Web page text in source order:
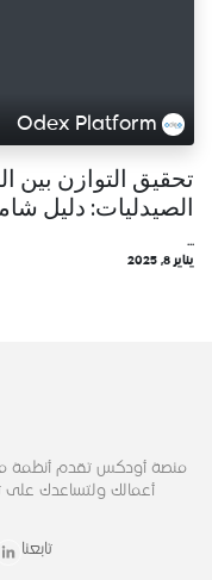
Odex Platform
تحقيق التوازن بين
الصيدليات: دليل
...
يناير 8, 2025
منصة أودكس تقدم أنظمة
أعمالك ولتساعدك على
تابعنا